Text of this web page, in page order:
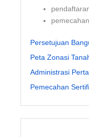
Persetujuan
Peta Zonasi
Administrasi
Pemecahan